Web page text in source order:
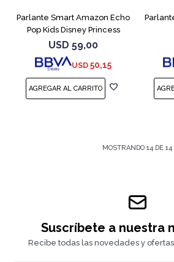
Parlante Smart Amazon Echo
Pop Kids Disney Princess
USD 59,00
USD 50,15
MOSTRANDO 14 DE 14
Suscríbete a nuestra
Recibe todas las novedades y